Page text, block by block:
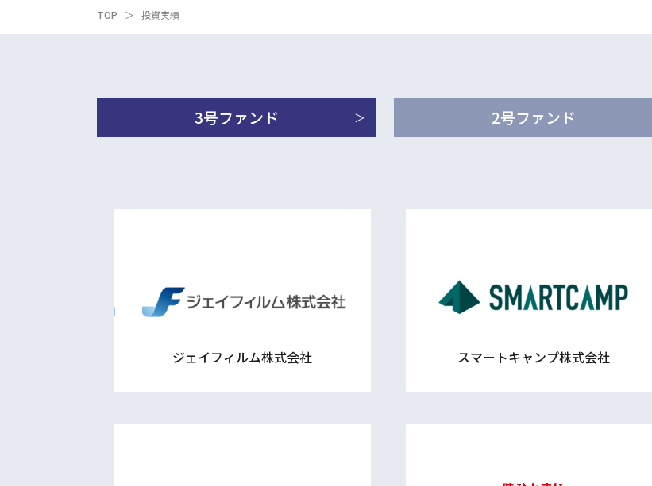
TOP ＞ 投資実績
3号ファンド ＞ 2号ファンド
ジェイフィルム株式会社 スマートキャンプ株式会社